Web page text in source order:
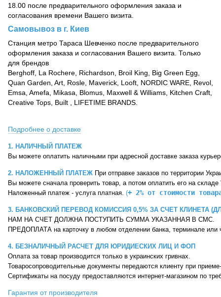
18.00 после предварительного оформления заказа и
согласования времени Вашего визита.
Самовывоз в г. Киев
Станция метро Тараса Шевченко после предварительного
оформления заказа и согласования Вашего визита. Только
для брендов
Berghoff, La Rochere, Richardson, Broil King, Big Green Egg,
Quan Garden, Art, Rosle, Maverick, Looft, NORDIC WARE, Revol,
Emsa, Amefa, Mikasa, Blomus, Maxwell & Williams, Kitchen Craft,
Creative Tops, Built , LIFETIME BRANDS.
Подробнее о доставке
1. НАЛИЧНЫЙ ПЛАТЕЖ
Вы можете оплатить наличными при адресной доставке заказа
2. НАЛОЖЕННЫЙ ПЛАТЕЖ При отправке заказов по территории
Вы можете сначала проверить товар, а потом оплатить его на
Наложенный платеж - услуга платная. (+ 2% от стоимости
3. БАНКОВСКИЙ ПЕРЕВОД КОМИССИЯ 0,5% ЗА СЧЕТ КЛИНЕТА
НАМ НА СЧЕТ ДОЛЖНА ПОСТУПИТЬ СУММА УКАЗАННАЯ В СМС.
ПРЕДОПЛАТА на карточку в любом отделении банка, терминале или
4. БЕЗНАЛИЧНЫЙ РАСЧЕТ ДЛЯ ЮРИДИЕСКИХ ЛИЦ И ФОП
Cертификаты на посуду предоставляются интернет-магазином по
Гарантия от производителя